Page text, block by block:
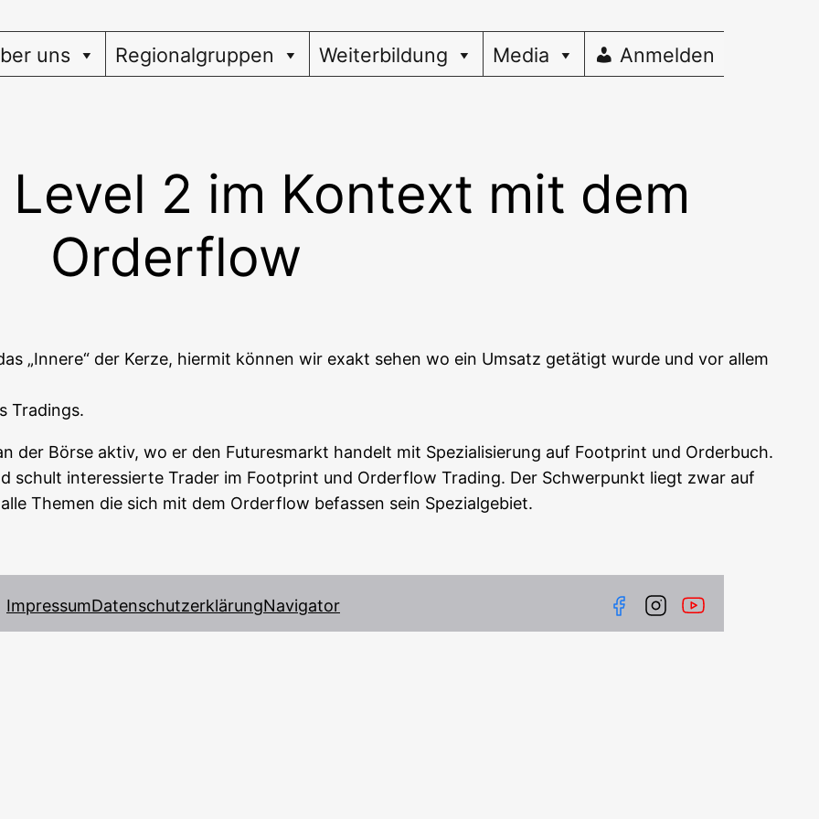
uns Regionalgruppen Weiterbildung Media Anmelden
2 im Kontext mit dem
Orderflow
„Inne­re“ der Ker­ze, hier­mit kön­nen wir exakt sehen wo ein Umsatz getä­tigt wur­de und vor allem
Tradings.
der Bör­se aktiv, wo er den Futures­markt han­delt mit Spe­zia­li­sie­rung auf Foot­print und Order­buch.
schult inter­es­sier­te Trader im Foot­print und Order­flow Tra­ding. Der Schwer­punkt liegt zwar auf
The­men die sich mit dem Order­flow befas­sen sein Spezialgebiet.
ImpressumDatenschutzerklärungNavigator